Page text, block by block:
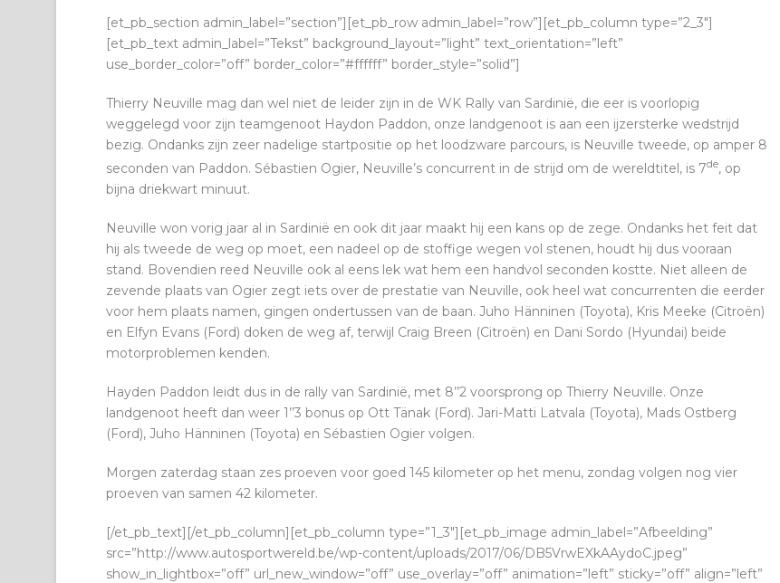
[et_pb_section admin_label=”section”][et_pb_row admin_label=”row”][et_pb_column type=”2_3″]
[et_pb_text admin_label=”Tekst” background_layout=”light” text_orientation=”left”
use_border_color=”off” border_color=”#ffffff” border_style=”solid”]
Thierry Neuville mag dan wel niet de leider zijn in de WK Rally van Sardinië, die eer is voorlopig
weggelegd voor zijn teamgenoot Haydon Paddon, onze landgenoot is aan een ijzersterke wedstrijd
bezig. Ondanks zijn zeer nadelige startpositie op het loodzware parcours, is Neuville tweede, op amper 8
seconden van Paddon. Sébastien Ogier, Neuville’s concurrent in de strijd om de wereldtitel, is 7de, op
bijna driekwart minuut.
Neuville won vorig jaar al in Sardinië en ook dit jaar maakt hij een kans op de zege. Ondanks het feit dat
hij als tweede de weg op moet, een nadeel op de stoffige wegen vol stenen, houdt hij dus vooraan
stand. Bovendien reed Neuville ook al eens lek wat hem een handvol seconden kostte. Niet alleen de
zevende plaats van Ogier zegt iets over de prestatie van Neuville, ook heel wat concurrenten die eerder
voor hem plaats namen, gingen ondertussen van de baan. Juho Hänninen (Toyota), Kris Meeke (Citroën)
en Elfyn Evans (Ford) doken de weg af, terwijl Craig Breen (Citroën) en Dani Sordo (Hyundai) beide
motorproblemen kenden.
Hayden Paddon leidt dus in de rally van Sardinië, met 8’’2 voorsprong op Thierry Neuville. Onze
landgenoot heeft dan weer 1’’3 bonus op Ott Tänak (Ford). Jari-Matti Latvala (Toyota), Mads Ostberg
(Ford), Juho Hänninen (Toyota) en Sébastien Ogier volgen.
Morgen zaterdag staan zes proeven voor goed 145 kilometer op het menu, zondag volgen nog vier
proeven van samen 42 kilometer.
[/et_pb_text][/et_pb_column][et_pb_column type=”1_3″][et_pb_image admin_label=”Afbeelding”
src=”http://www.autosportwereld.be/wp-content/uploads/2017/06/DB5VrwEXkAAydoC.jpeg”
show_in_lightbox=”off” url_new_window=”off” use_overlay=”off” animation=”left” sticky=”off” align=”left”